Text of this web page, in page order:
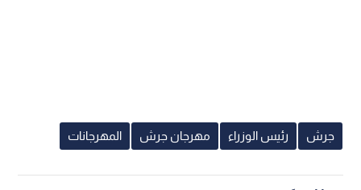
جرش رئيس الوزراء مهرجان جرش المهرجانات